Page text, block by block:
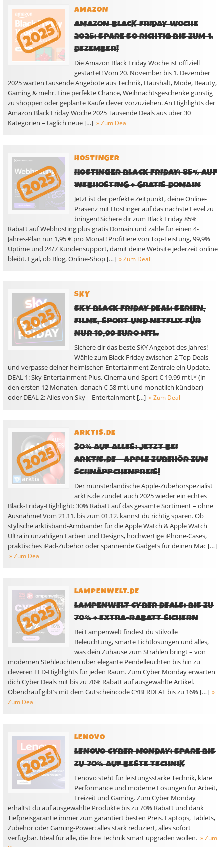
AMAZON
AMAZON BLACK FRIDAY WOCHE
2025: SPARE SO RICHTIG BIS ZUM 1.
DEZEMBER!
Die Amazon Black Friday Woche ist offiziell
gestartet! Vom 20. November bis 1. Dezember
2025 warten tausende Angebote aus Technik, Haushalt, Mode, Beauty,
Gaming & mehr. Eine perfekte Chance, Weihnachtsgeschenke günstig
zu shoppen oder geplante Käufe clever vorzuziehen. An Highlights der
Amazon Black Friday Woche 2025 Tausende Deals aus über 30
Kategorien – täglich neue […] » Zum Deal
HOSTINGER
HOSTINGER BLACK FRIDAY: 85% AUF
WEBHOSTING + GRATIS DOMAIN
Jetzt ist der perfekte Zeitpunkt, deine Online-
Präsenz mit Hostinger auf das nächste Level zu
bringen! Sichere dir zum Black Friday 85%
Rabatt auf Webhosting plus gratis Domain und zahle für einen 4-
Jahres-Plan nur 1,95 € pro Monat! Profitiere von Top-Leistung, 99,9%
Uptime und 24/7 Kundensupport, damit deine Website jederzeit online
bleibt. Egal, ob Blog, Online-Shop […] » Zum Deal
SKY
SKY BLACK FRIDAY DEAL: SERIEN,
FILME, SPORT UND NETFLIX FÜR
NUR 19,99 EURO MTL.
Sichere dir das beste SKY Angebot des Jahres!
Wähle zum Black Friday zwischen 2 Top Deals
und verpasse deiner heimischen Entertainment Zentrale ein Update.
DEAL 1: Sky Entertainment Plus, Cinema und Sport € 19,99 mtl.* (in
den ersten 12 Monaten, danach € 58 mtl. und monatlich kündbar)
oder DEAL 2: Alles von Sky – Entertainment […] » Zum Deal
ARKTIS.DE
30% AUF ALLES: JETZT BEI
ARKTIS.DE – APPLE ZUBEHÖR ZUM
SCHNÄPPCHENPREIS!
Der münsterländische Apple-Zubehörspezialist
arktis.de zündet auch 2025 wieder ein echtes
Black-Friday-Highlight: 30% Rabatt auf das gesamte Sortiment – ohne
Ausnahme! Vom 21.11. bis zum 01.12. kannst du richtig sparen. Ob
stylische arktisband-Armbänder für die Apple Watch & Apple Watch
Ultra in unzähligen Farben und Designs, hochwertige iPhone-Cases,
praktisches iPad-Zubehör oder spannende Gadgets für deinen Mac […]
» Zum Deal
LAMPENWELT.DE
LAMPENWELT CYBER DEALS: BIS ZU
70% + EXTRA-RABATT SICHERN
Bei Lampenwelt findest du stilvolle
Beleuchtung, smarte Lichtlösungen und alles,
was dein Zuhause zum Strahlen bringt – von
modernen Stehleuchten über elegante Pendelleuchten bis hin zu
cleveren LED-Highlights für jeden Raum. Zum Cyber Monday erwarten
dich Cyber Deals mit bis zu 70% Rabatt auf ausgewählte Artikel.
Obendrauf gibt’s mit dem Gutscheincode CYBERDEAL bis zu 16% […] »
Zum Deal
LENOVO
LENOVO CYBER MONDAY: SPARE BIS
ZU 70% AUF BESTE TECHNIK
Lenovo steht für leistungsstarke Technik, klare
Performance und moderne Lösungen für Arbeit,
Freizeit und Gaming. Zum Cyber Monday
erhältst du auf ausgewählte Produkte bis zu 70% Rabatt und dank
Tiefpreisgarantie immer zum garantiert besten Preis. Laptops, Tablets,
Zubehör oder Gaming-Power: alles stark reduziert, alles sofort
verfügbar. Ideal für alle, die ihre Technik smart upgraden wollen. » Zum